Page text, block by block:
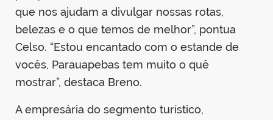
que nos ajudam a divulgar nossas rotas,
belezas e o que temos de melhor”, pontua
Celso. “Estou encantado com o estande de
vocês, Parauapebas tem muito o quê
mostrar”, destaca Breno.
A empresária do segmento turístico,